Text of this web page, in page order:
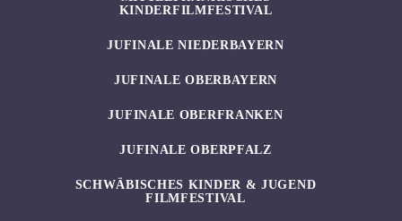
KINDERFILMFESTIVAL
JUFINALE NIEDERBAYERN
JUFINALE OBERBAYERN
JUFINALE OBERFRANKEN
JUFINALE OBERPFALZ
SCHWÄBISCHES KINDER & JUGEND
FILMFESTIVAL